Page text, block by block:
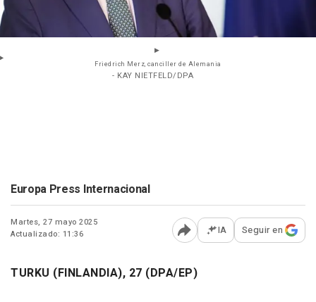
Friedrich Merz, canciller de Alemania
- KAY NIETFELD/DPA
Europa Press Internacional
Martes, 27 mayo 2025
Actualizado: 11:36
Abrir opciones para
IA Seguir en
TURKU (FINLANDIA), 27 (DPA/EP)